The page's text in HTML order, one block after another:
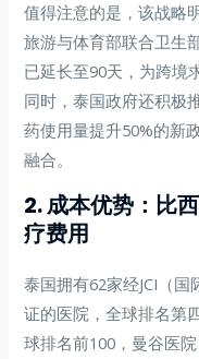
值得注意的是，该战略
旅游与体育部联合卫生
已延长至90天，为跨境
同时，泰国政府还积极
药使用量提升50%的新
融合。
2. 成本优势：比
疗费用
泰国拥有62家经JCI（
证的医院，全球排名第
球排名前100，曼谷医